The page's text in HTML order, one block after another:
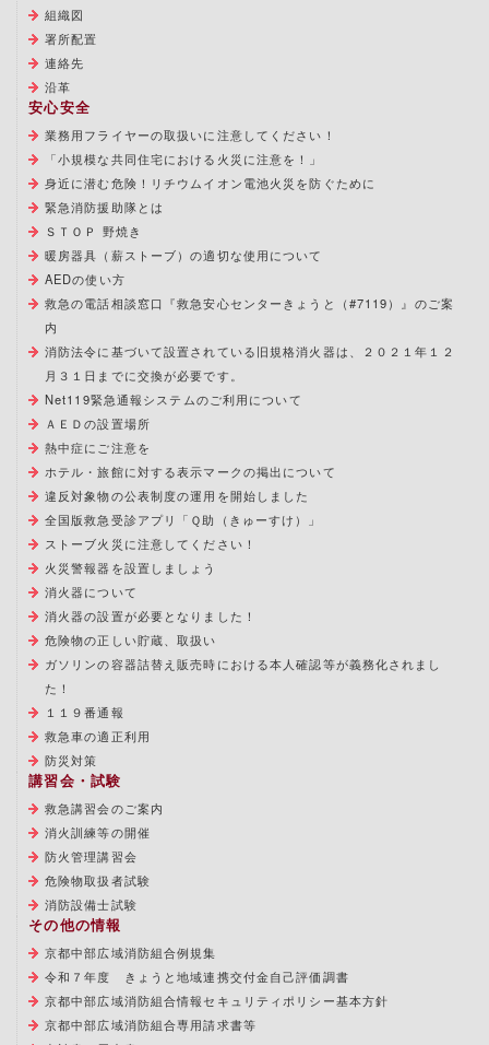
組織図
署所配置
連絡先
沿革
安心安全
業務用フライヤーの取扱いに注意してください！
「小規模な共同住宅における火災に注意を！」
身近に潜む危険！リチウムイオン電池火災を防ぐために
緊急消防援助隊とは
ＳＴＯＰ 野焼き
暖房器具（薪ストーブ）の適切な使用について
AEDの使い方
救急の電話相談窓口『救急安心センターきょうと（#7119）』のご案
内
消防法令に基づいて設置されている旧規格消火器は、２０２１年１２
月３１日までに交換が必要です。
Net119緊急通報システムのご利用について
ＡＥＤの設置場所
熱中症にご注意を
ホテル・旅館に対する表示マークの掲出について
違反対象物の公表制度の運用を開始しました
全国版救急受診アプリ「Ｑ助（きゅーすけ）」
ストーブ火災に注意してください！
火災警報器を設置しましょう
消火器について
消火器の設置が必要となりました！
危険物の正しい貯蔵、取扱い
ガソリンの容器詰替え販売時における本人確認等が義務化されまし
た！
１１９番通報
救急車の適正利用
防災対策
講習会・試験
救急講習会のご案内
消火訓練等の開催
防火管理講習会
危険物取扱者試験
消防設備士試験
その他の情報
京都中部広域消防組合例規集
令和７年度 きょうと地域連携交付金自己評価調書
京都中部広域消防組合情報セキュリティポリシー基本方針
京都中部広域消防組合専用請求書等